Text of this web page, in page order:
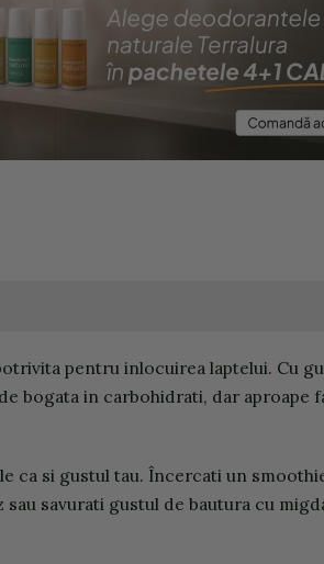
pentru inlocuirea laptelui. Cu
bogata in carbohidrati, dar aproape
ca si gustul tau. Încercati un
savurati gustul de bautura cu